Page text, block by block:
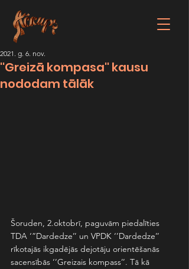
''Greizā kompasa'' kausu
nododam tālāk
2021. g. 6. nov.
Šoruden, 2.oktobrī, paguvām piedalīties
TDA ‘”Dardedze’’ un VPDK ‘’Dardedze’’
rīkotajās ikgadējās dejotāju orientēšanās
sacensībās ‘’Greizais kompass’’. Tā kā